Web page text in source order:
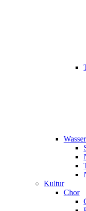
Kultur
Chor